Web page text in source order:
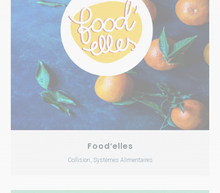
Food’elles
Collision, Systèmes Alimentaires